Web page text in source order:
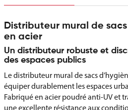
Distributeur mural de
en acier
Un distributeur robuste et
des espaces publics
Le distributeur mural de sacs
équiper durablement les espaces
Fabriqué en acier poudré anti-UV et
une excellente résistance aux